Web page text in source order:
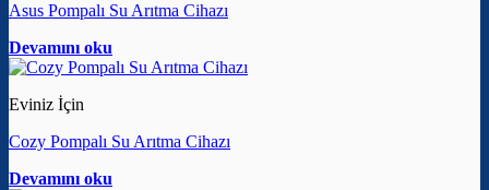
Asus Pompalı Su Arıtma Cihazı
Devamını oku
Eviniz İçin
Cozy Pompalı Su Arıtma Cihazı
Devamını oku